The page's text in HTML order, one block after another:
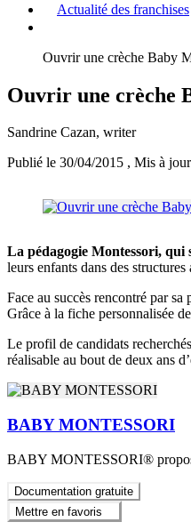
Actualité des franchises
Ouvrir une crèche Baby
Ouvrir une crèche
Sandrine Cazan, writer
Publié le 30/04/2015 , Mis à
La pédagogie Montessori, qui
leurs enfants dans des structures
Face au succès rencontré par
Grâce à la fiche personnalisée de
Le profil de candidats
réalisable au bout de deux ans
BABY MONTESSORI
BABY MONTESSORI®
Documentation gratuite
Mettre en favoris